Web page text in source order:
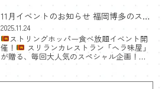
ーとしてAmazonで購入できるようになりま
した。 お店その […]
11月イベントのお知らせ 福岡博多のスリ
ランカ料理食べ放題
2025.11.24
ストリングホッパー食べ放題イベント開
催！ スリランカレストラン「ヘラ味屋」
が贈る、毎回大人気のスペシャル企画！
2025年11月27日（木）に、期間限定のストリ
ングホッパー食べ放題イベントを開催しま
す！ ス […]